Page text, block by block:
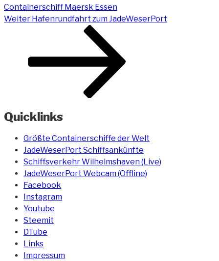
Containerschiff Maersk Essen
Nächster
Weiter Hafenrundfahrt zum JadeWeserPort
Quicklinks
Größte Containerschiffe der Welt
JadeWeserPort Schiffsankünfte
Schiffsverkehr Wilhelmshaven (Live)
JadeWeserPort Webcam (Offline)
Facebook
Instagram
Youtube
Steemit
DTube
Links
Impressum